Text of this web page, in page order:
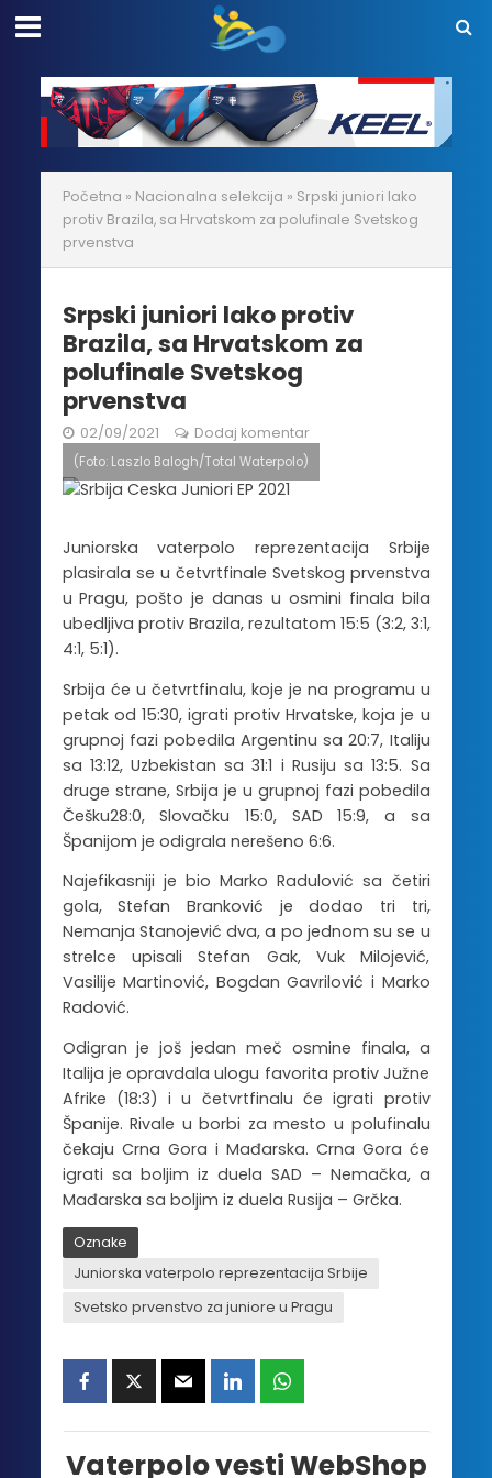
Početna » Nacionalna selekcija » Srpski juniori lako
protiv Brazila, sa Hrvatskom za polufinale Svetskog
prvenstva
Srpski juniori lako protiv
Brazila, sa Hrvatskom za
polufinale Svetskog
prvenstva
02/09/2021 Dodaj komentar
(Foto: Laszlo Balogh/Total Waterpolo)
Juniorska vaterpolo reprezentacija Srbije
plasirala se u četvrtfinale Svetskog prvenstva
u Pragu, pošto je danas u osmini finala bila
ubedljiva protiv Brazila, rezultatom 15:5 (3:2, 3:1,
4:1, 5:1).
Srbija će u četvrtfinalu, koje je na programu u
petak od 15:30, igrati protiv Hrvatske, koja je u
grupnoj fazi pobedila Argentinu sa 20:7, Italiju
sa 13:12, Uzbekistan sa 31:1 i Rusiju sa 13:5. Sa
druge strane, Srbija je u grupnoj fazi pobedila
Češku28:0, Slovačku 15:0, SAD 15:9, a sa
Španijom je odigrala nerešeno 6:6.
Najefikasniji je bio Marko Radulović sa četiri
gola, Stefan Branković je dodao tri tri,
Nemanja Stanojević dva, a po jednom su se u
strelce upisali Stefan Gak, Vuk Milojević,
Vasilije Martinović, Bogdan Gavrilović i Marko
Radović.
Odigran je još jedan meč osmine finala, a
Italija je opravdala ulogu favorita protiv Južne
Afrike (18:3) i u četvrtfinalu će igrati protiv
Španije. Rivale u borbi za mesto u polufinalu
čekaju Crna Gora i Mađarska. Crna Gora će
igrati sa boljim iz duela SAD – Nemačka, a
Mađarska sa boljim iz duela Rusija – Grčka.
Oznake
Juniorska vaterpolo reprezentacija Srbije
Svetsko prvenstvo za juniore u Pragu
Vaterpolo vesti WebShop